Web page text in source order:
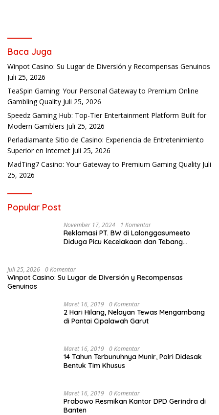
Baca Juga
Winpot Casino: Su Lugar de Diversión y Recompensas Genuinos
Juli 25, 2026
TeaSpin Gaming: Your Personal Gateway to Premium Online
Gambling Quality Juli 25, 2026
Speedz Gaming Hub: Top-Tier Entertainment Platform Built for
Modern Gamblers Juli 25, 2026
Perladiamante Sitio de Casino: Experiencia de Entretenimiento
Superior en Internet Juli 25, 2026
MadTing7 Casino: Your Gateway to Premium Gaming Quality Juli
25, 2026
Popular Post
November 17, 2024 1 Komentar
Reklamasi PT. BW di Lalonggasumeeto
Diduga Picu Kecelakaan dan Tebang
Juli 25, 2026 0 Komentar
Winpot Casino: Su Lugar de Diversión y Recompensas
Genuinos
Maret 16, 2019 0 Komentar
2 Hari Hilang, Nelayan Tewas Mengambang
di Pantai Cipalawah Garut
Maret 16, 2019 0 Komentar
14 Tahun Terbunuhnya Munir, Polri Didesak
Bentuk Tim Khusus
Maret 16, 2019 0 Komentar
Prabowo Resmikan Kantor DPD Gerindra di
Banten